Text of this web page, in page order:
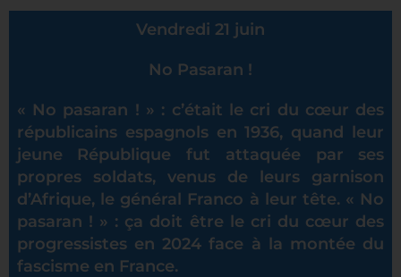
Vendredi 21 juin
No Pasaran !
« No pasaran ! » : c’était le cri du cœur des
républicains espagnols en 1936, quand leur
jeune République fut attaquée par ses
propres soldats, venus de leurs garnison
d’Afrique, le général Franco à leur tête. « No
pasaran ! » : ça doit être le cri du cœur des
progressistes en 2024 face à la montée du
fascisme en France.